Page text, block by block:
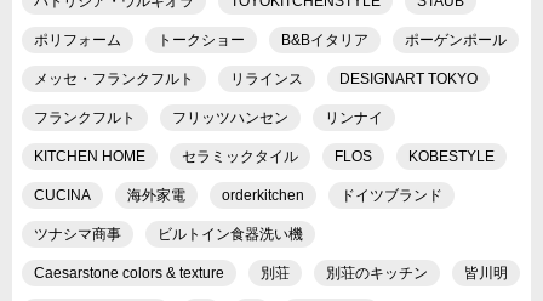
ポリフォーム トークショー B&Bイタリア ポーゲンポール
メッセ・フランクフルト リラインス DESIGNART TOKYO
フランクフルト フリッツハンセン リンナイ
KITCHEN HOME セラミックタイル FLOS KOBESTYLE
CUCINA 海外家電 orderkitchen ドイツブランド
ツナシマ商事 ビルトイン食器洗い機
Caesarstone colors & texture 別荘 別荘のキッチン 皆川明